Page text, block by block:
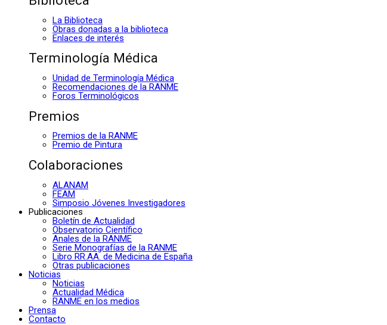
La Biblioteca
Obras donadas a la biblioteca
Enlaces de interés
Terminología Médica
Unidad de Terminología Médica
Recomendaciones de la RANME
Foros Terminológicos
Premios
Premios de la RANME
Premio de Pintura
Colaboraciones
ALANAM
FEAM
Simposio Jóvenes Investigadores
Publicaciones
Boletín de Actualidad
Observatorio Científico
Anales de la RANME
Serie Monografías de la RANME
Libro RR.AA. de Medicina de España
Otras publicaciones
Noticias
Noticias
Actualidad Médica
RANME en los medios
Prensa
Contacto